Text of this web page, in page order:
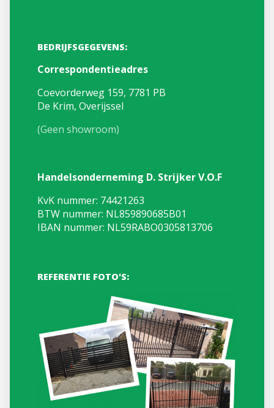
BEDRIJFSGEGEVENS:
Correspondentieadres
Coevorderweg 159, 7781 PB
De Krim, Overijssel
(Geen showroom)
Handelsonderneming D. Strijker V.O.F
KvK nummer: 74421263
BTW nummer: NL859890685B01
IBAN nummer: NL59RABO0305813706
REFERENTIE FOTO'S: